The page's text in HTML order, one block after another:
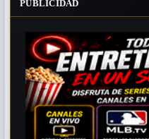
PUBLICIDAD